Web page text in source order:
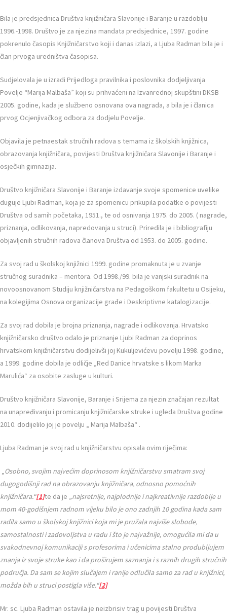
Bila je predsjednica Društva knjižničara Slavonije i Baranje u razdoblju
1996.-1998. Društvo je za njezina mandata predsjednice, 1997. godine
pokrenulo časopis Knjižničarstvo koji i danas izlazi, a Ljuba Radman bila je i
član prvoga uredništva časopisa.
Sudjelovala je u izradi Prijedloga pravilnika i poslovnika dodjeljivanja
Povelje “Marija Malbaša” koji su prihvaćeni na Izvanrednoj skupštini DKSB
2005. godine, kada je službeno osnovana ova nagrada, a bila je i članica
prvog Ocjenjivačkog odbora za dodjelu Povelje.
Objavila je petnaestak stručnih radova s temama iz školskih knjižnica,
obrazovanja knjižničara, povijesti Društva knjižničara Slavonije i Baranje i
osječkih gimnazija.
Društvo knjižničara Slavonije i Baranje izdavanje svoje spomenice uvelike
duguje Ljubi Radman, koja je za spomenicu prikupila podatke o povijesti
Društva od samih početaka, 1951., te od osnivanja 1975. do 2005. ( nagrade,
priznanja, odlikovanja, napredovanja u struci). Priredila je i bibliografiju
objavljenih stručnih radova članova Društva od 1953. do 2005. godine.
Za svoj rad u školskoj knjižnici 1999. godine promaknuta je u zvanje
stručnog suradnika – mentora. Od 1998./99. bila je vanjski suradnik na
novoosnovanom Studiju knjižničarstva na Pedagoškom fakultetu u Osijeku,
na kolegijima Osnova organizacije građe i Deskriptivne katalogizacije.
Za svoj rad dobila je brojna priznanja, nagrade i odlikovanja. Hrvatsko
knjižničarsko društvo odalo je priznanje Ljubi Radman za doprinos
hrvatskom knjižničarstvu dodijelivši joj Kukuljevićevu povelju 1998. godine,
a 1999. godine dobila je odličje „Red Danice hrvatske s likom Marka
Marulića“ za osobite zasluge u kulturi.
Društvo knjižničara Slavonije, Baranje i Srijema za njezin značajan rezultat
na unapređivanju i promicanju knjižničarske struke i ugleda Društva godine
2010. dodijelilo joj je povelju „ Marija Malbaša“ .
Ljuba Radman je svoj rad u knjižničarstvu opisala ovim riječima:
„Osobno, svojim najvećim doprinosom knjižničarstvu smatram svoj
dugogodišnji rad na obrazovanju knjižničara, odnosno pomoćnih
knjižničara.“[1]te da je „najsretnije, najplodnije i najkreativnije razdoblje u
mom 40-godišnjem radnom vijeku bilo je ono zadnjih 10 godina kada sam
radila samo u školskoj knjižnici koja mi je pružala najviše slobode,
samostalnosti i zadovoljstva u radu i što je najvažnije, omogućila mi da u
svakodnevnoj komunikaciji s profesorima i učenicima stalno produbljujem
znanja iz svoje struke kao i da proširujem saznanja i s raznih drugih stručnih
područja. Da sam se kojim slučajem i ranije odlučila samo za rad u knjižnici,
možda bih u struci postigla više.“[2]
Mr. sc. Ljuba Radman ostavila je neizbrisiv trag u povijesti Društva